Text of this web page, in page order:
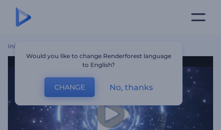
Início
Would you like to change Renderforest language
to English?
CHANGE No, thanks